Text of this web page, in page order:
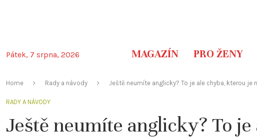
Pátek, 7 srpna, 2026 MAGAZÍN PRO ŽENY
Home Rady a návody Ještě neumíte anglicky? To je ale chyba, kterou je
RADY A NÁVODY
Ještě neumíte anglicky? To